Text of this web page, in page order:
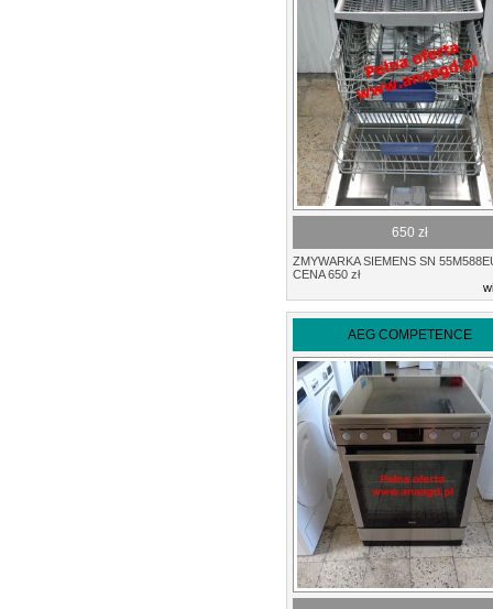
650 zł
ZMYWARKA SIEMENS SN
CENA 650 zł
AEG COMPETENCE